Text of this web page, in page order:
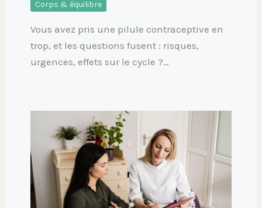
Corps & équilibre
Vous avez pris une pilule contraceptive en
trop, et les questions fusent : risques,
urgences, effets sur le cycle ?…